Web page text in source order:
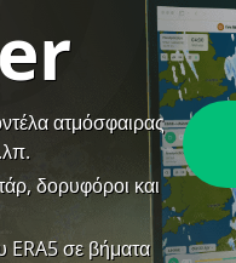
ατμόσφαιρας
δορυφόροι και
ERA5 σε βήματα